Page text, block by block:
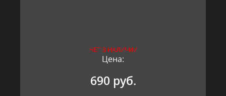
НЕТ В НАЛИЧИИ
Цена:
690 руб.